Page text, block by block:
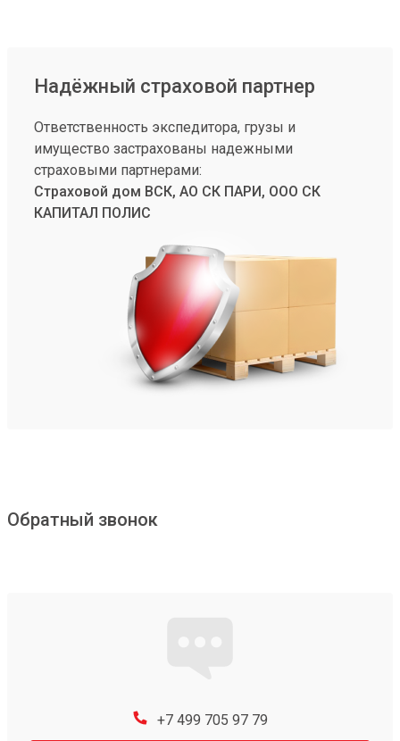
Надёжный страховой партнер
Ответственность экспедитора, грузы и
имущество застрахованы надежными
страховыми партнерами:
Страховой дом ВСК, АО СК ПАРИ, ООО СК
КАПИТАЛ ПОЛИС
Обратный звонок
+7 499 705 97 79